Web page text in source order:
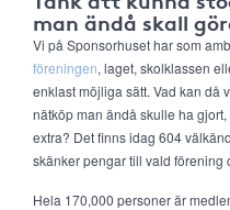
man ändå skall
Vi på Sponsorhuset har som
föreningen, laget, skolklassen
enklast möjliga sätt. Vad kan då
nätköp man ändå skulle ha
extra? Det finns idag 604
skänker pengar till vald förening
Hela 170,000 personer är